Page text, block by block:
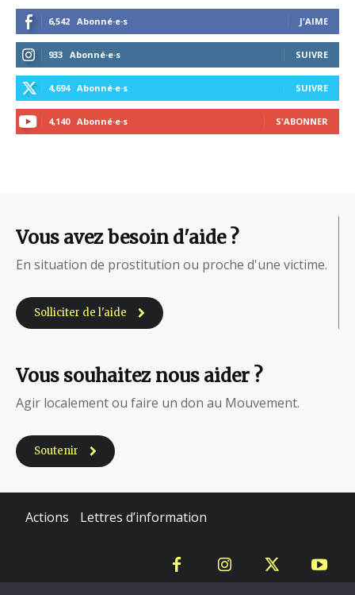
6,542 Abonné·e·s J'AIME
933 Abonné·e·s SUIVRE
4,694 Abonné·e·s SUIVRE
4,140 Abonné·e·s S'ABONNER
Vous avez besoin d'aide ?
En situation de prostitution ou proche d'une victime.
Solliciter de l'aide
Vous souhaitez nous aider ?
Agir localement ou faire un don au Mouvement.
Soutenir
Actions Lettres d’information